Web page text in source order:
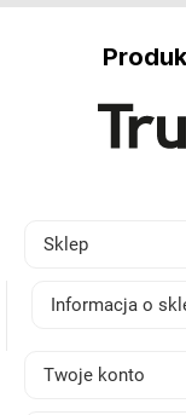
Sklep
Informacja o
Twoje konto